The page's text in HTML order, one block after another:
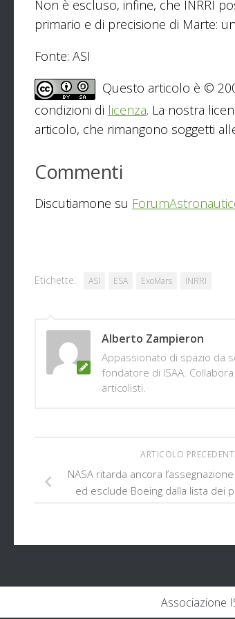
Non è escluso, infine, che INRRI
primario e di precisione di Marte:
Fonte: ASI
Questo articolo è ©
condizioni di licenza. La nostra
articolo, che rimangono soggetti
Commenti
Discutiamone su
Etichette: ASI ESA ExoMars INRRI
Alberto Zampieron
Appassionato di spazio da
fondatore di ISAA.
articolisti.
ARTICOLO
NASA ritarda ancora
ed esclude Boeing dalla lista dei
Associazione